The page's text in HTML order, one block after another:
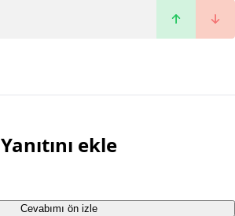
Yanıtını ekle
Cevabımı ön izle